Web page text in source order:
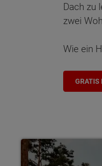
Dach zu
zwei
Wie ein
GRATIS